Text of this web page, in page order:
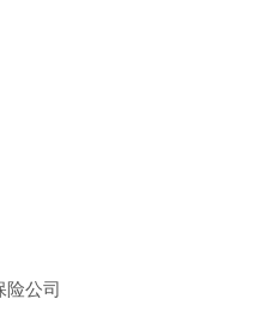
险公司